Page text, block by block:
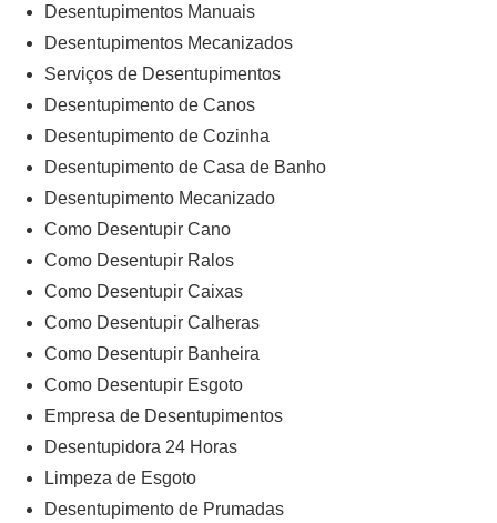
Desentupimentos Manuais
Desentupimentos Mecanizados
Serviços de Desentupimentos
Desentupimento de Canos
Desentupimento de Cozinha
Desentupimento de Casa de Banho
Desentupimento Mecanizado
Como Desentupir Cano
Como Desentupir Ralos
Como Desentupir Caixas
Como Desentupir Calheras
Como Desentupir Banheira
Como Desentupir Esgoto
Empresa de Desentupimentos
Desentupidora 24 Horas
Limpeza de Esgoto
Desentupimento de Prumadas